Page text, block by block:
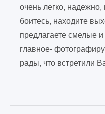
очень легко,
боитесь, находите
предлагаете смелые
главное-
рады, что встретили